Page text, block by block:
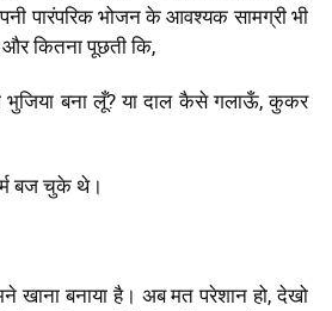
पारंपरिक भोजन के आवश्यक सामग्री भी
और कितना पूछती कि,
बना लूँ? या दाल कैसे गलाऊँ, कुकर
बज चुके थे।
खाना बनाया है। अब मत परेशान हो, देखो